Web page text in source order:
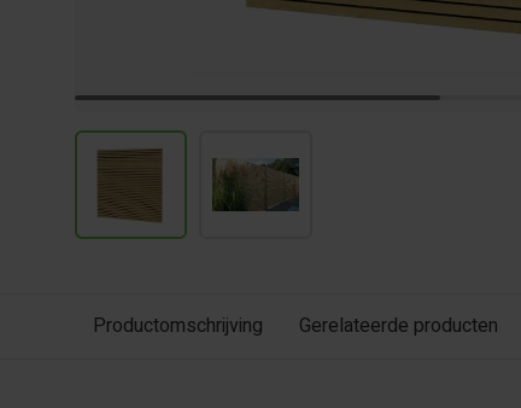
Productomschrijving Gerelateerde producten